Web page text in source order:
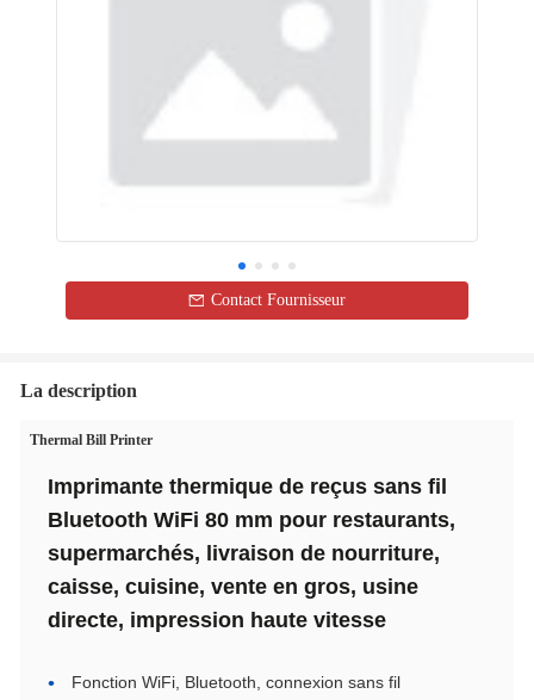
Contact Fournisseur
La description
Thermal Bill Printer
Imprimante thermique de reçus sans fil
Bluetooth WiFi 80 mm pour restaurants,
supermarchés, livraison de nourriture,
caisse, cuisine, vente en gros, usine
directe, impression haute vitesse
Fonction WiFi, Bluetooth, connexion sans fil